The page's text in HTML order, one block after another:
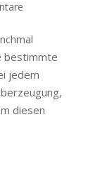
bestimmte
jedem
diesen